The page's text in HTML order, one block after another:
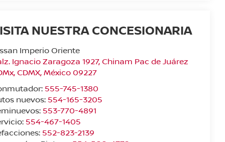
NUESTRA CONCESIONARIA
Imperio Oriente
Ignacio Zaragoza 1927, Chinam Pac de Juárez
,CDMX, México09227
555-745-1380
nuevos: 554-165-3205
553-770-4891
554-467-1405
552-823-2139